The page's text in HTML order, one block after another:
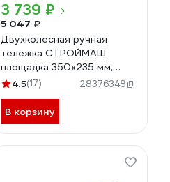
3 739 ₽
5 047 ₽
Двухколесная ручная
тележка СТРОЙМАШ
площадка 350x235 мм,
грузоподъемность 150 кг,
4.5(17) 28376348
В корзину